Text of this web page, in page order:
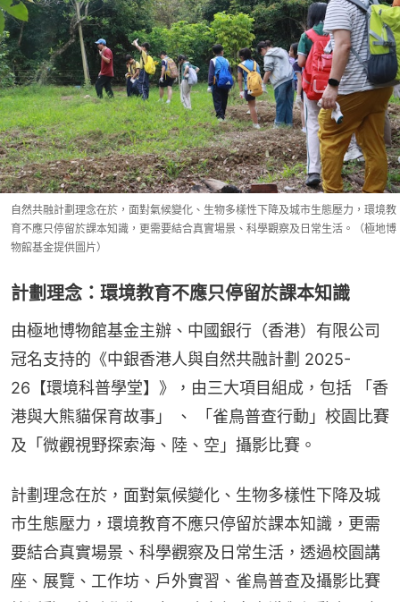
自然共融計劃理念在於，面對氣候變化、生物多樣性下降及城市生態壓力，環境教
育不應只停留於課本知識，更需要結合真實場景、科學觀察及日常生活。（極地博
物館基金提供圖片）
計劃理念：環境教育不應只停留於課本知識
由極地博物館基金主辦、中國銀行（香港）有限公司
冠名支持的《中銀香港人與自然共融計劃 2025-
26【環境科普學堂】》，由三大項目組成，包括 「香
港與大熊貓保育故事」 、 「雀鳥普查行動」校園比賽
及「微觀視野探索海、陸、空」攝影比賽。
計劃理念在於，面對氣候變化、生物多樣性下降及城
市生態壓力，環境教育不應只停留於課本知識，更需
要結合真實場景、科學觀察及日常生活，透過校園講
座、展覽、工作坊、戶外實習、雀鳥普查及攝影比賽